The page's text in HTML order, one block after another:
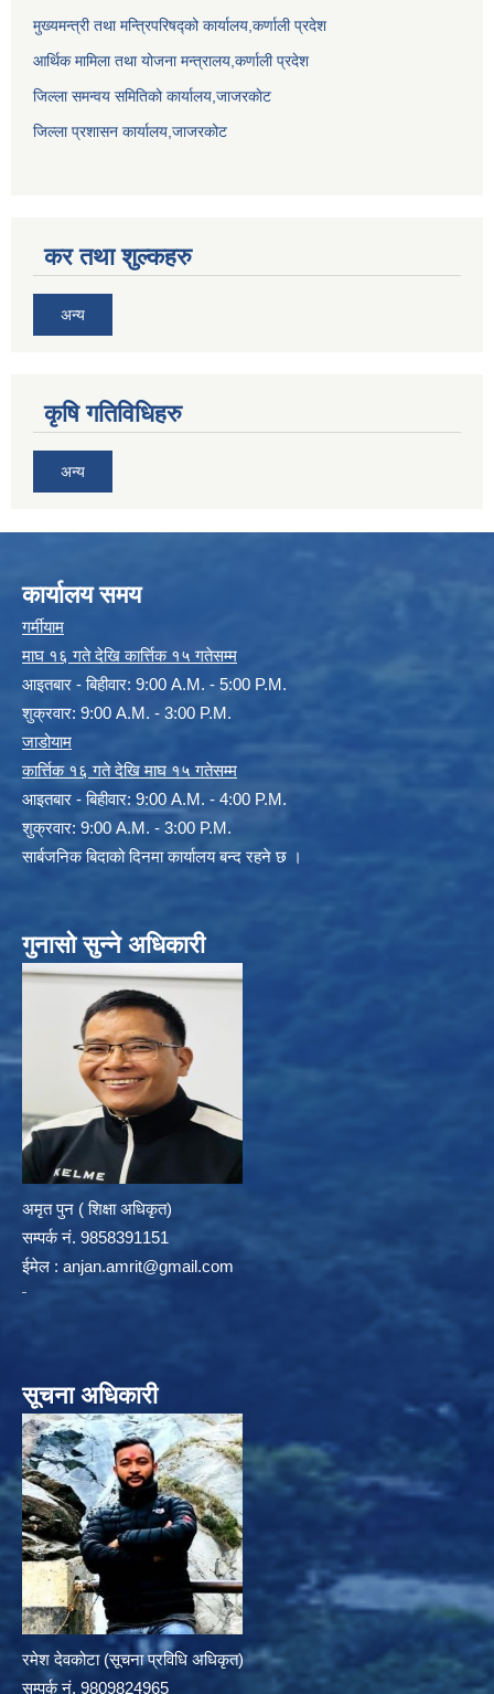
मुख्यमन्त्री तथा मन्त्रिपरिषद्को कार्यालय,कर्णाली प्रदेश
आर्थिक मामिला तथा योजना मन्त्रालय,कर्णाली प्रदेश
जिल्ला समन्वय समितिको कार्यालय,जाजरकाेट
जिल्ला प्रशासन कार्यालय,जाजरकोट
कर तथा शुल्कहरु
अन्य
कृषि गतिविधिहरु
अन्य
कार्यालय समय
गर्मीयाम
माघ १६ गते देखि कार्त्तिक १५ गतेसम्म
आइतबार - बिहीवार: 9:00 A.M. - 5:00 P.M.
शुक्रवार: 9:00 A.M. - 3:00 P.M.
जाडोयाम
कार्त्तिक १६ गते देखि माघ १५ गतेसम्म
आइतबार - बिहीवार: 9:00 A.M. - 4:00 P.M.
शुक्रवार: 9:00 A.M. - 3:00 P.M.
सार्बजनिक बिदाको दिनमा कार्यालय बन्द रहने छ ।
गुनासो सुन्ने अधिकारी
अमृत पुन ( शिक्षा अधिकृत)
सम्पर्क न‌ं. 9858391151
ईमेल : anjan.amrit@gmail.com
सूचना अधिकारी
रमेश देवकोटा (सूचना प्रविधि अधिकृत)
सम्पर्क न‌ं. 9809824965